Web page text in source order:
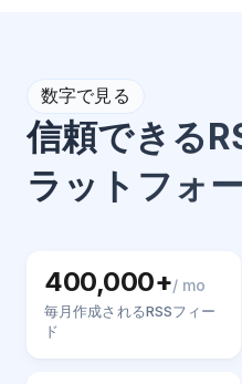
数字で見る
信頼できる
ラットフォ
400,000+/ mo
毎月作成されるRSSフィー
ド